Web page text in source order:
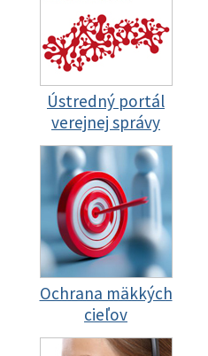
Ústredný portál
verejnej správy
Ochrana mäkkých
cieľov